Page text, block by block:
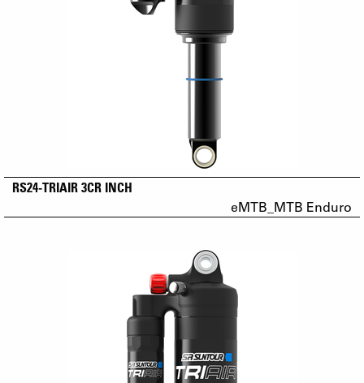
RS24-TRIAIR 3CR INCH
eMTB_MTB Enduro